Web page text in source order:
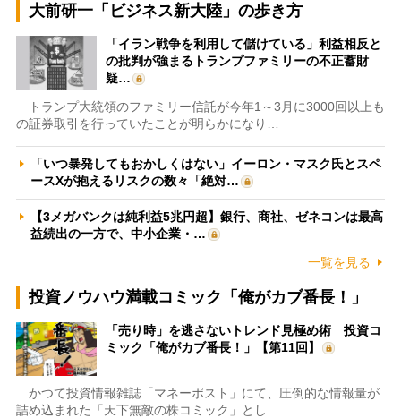
大前研一「ビジネス新大陸」の歩き方
「イラン戦争を利用して儲けている」利益相反と
の批判が強まるトランプファミリーの不正蓄財
疑…
トランプ大統領のファミリー信託が今年1～3月に3000回以上も
の証券取引を行っていたことが明らかになり…
「いつ暴発してもおかしくはない」イーロン・マスク氏とスペ
ースXが抱えるリスクの数々「絶対…
【3メガバンクは純利益5兆円超】銀行、商社、ゼネコンは最高
益続出の一方で、中小企業・…
一覧を見る
投資ノウハウ満載コミック「俺がカブ番長！」
「売り時」を逃さないトレンド見極め術 投資コ
ミック「俺がカブ番長！」【第11回】
かつて投資情報雑誌「マネーポスト」にて、圧倒的な情報量が
詰め込まれた「天下無敵の株コミック」とし…